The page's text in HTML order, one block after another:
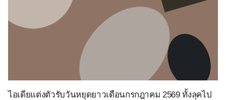
ไอเดียแต่งตัวรับวันหยุดยาวเดือนกรกฎาคม 2569 ทั้งลุคไป